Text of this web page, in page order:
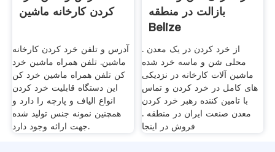
کردن کارخانه ماشین
آدرس و تلفن خرد کردن کارخانه
ماشین. تلفن همراه ماشین خرد
کن تلفن همراه ماشین خرد کن
این دستگاه قابلیت خرد کردن
انواع الیاف و پارچه را دارد و
همچنین نمونه جنس تولید شده
جهت ارائه وجود دارد.
بازالت در منطقه
Belize
از خرد کردن در یک معدن .
محلی شن و ماسه خرد شده
ماشین آلات کارخانه در نزدیکی
های کامل در خرد کردن و تماس
با تامین کننده رهبر خرد کردن
معدن صنعت ایران در منطقه .
فروش در اینجا